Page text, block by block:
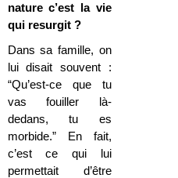
nature c’est la vie
qui resurgit ?
Dans sa famille, on
lui disait souvent :
“Qu’est-ce que tu
vas fouiller là-
dedans, tu es
morbide.” En fait,
c’est ce qui lui
permettait d’être